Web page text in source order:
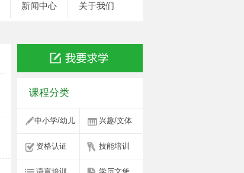
新闻中心 关于我们
课程分类
中小学/幼儿 兴趣/文体
资格认证 技能培训